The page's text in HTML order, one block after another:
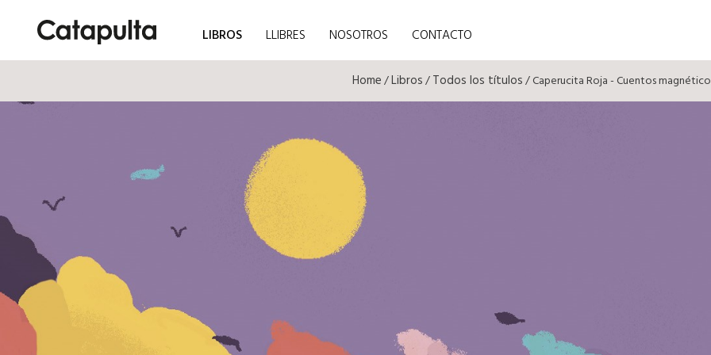
LIBROS LLIBRES NOSOTROS CONTACTO
Home/Libros/Todos los títulos/ Caperucita Roja - Cuentos